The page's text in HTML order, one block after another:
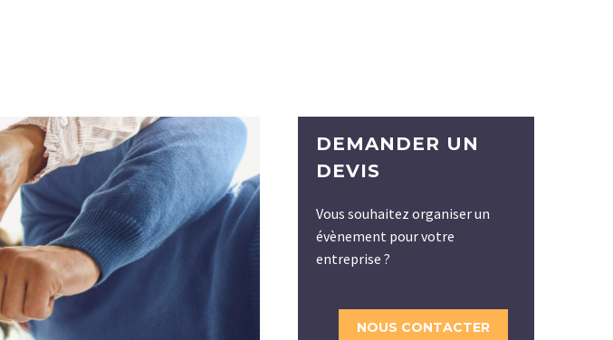
DEMANDER UN
DEVIS
Vous souhaitez organiser un
évènement pour votre
entreprise ?
NOUS CONTACTER